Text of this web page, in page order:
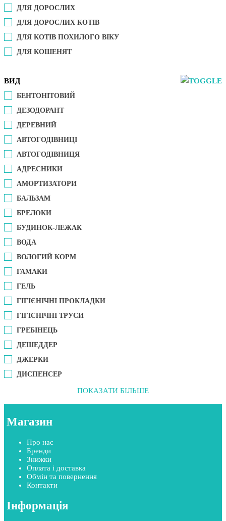
ДЛЯ ДОРОСЛИХ
ДЛЯ ДОРОСЛИХ КОТІВ
ДЛЯ КОТІВ ПОХИЛОГО ВІКУ
ДЛЯ КОШЕНЯТ
ВИД
БЕНТОНІТОВИЙ
ДЕЗОДОРАНТ
ДЕРЕВНИЙ
АВТОГОДІВНИЦІ
АВТОГОДІВНИЦЯ
АДРЕСНИКИ
АМОРТИЗАТОРИ
БАЛЬЗАМ
БРЕЛОКИ
БУДИНОК-ЛЕЖАК
ВОДА
ВОЛОГИЙ КОРМ
ГАМАКИ
ГЕЛЬ
ГІГІЄНІЧНІ ПРОКЛАДКИ
ГІГІЄНІЧНІ ТРУСИ
ГРЕБІНЕЦЬ
ДЕШЕДДЕР
ДЖЕРКИ
ДИСПЕНСЕР
ПОКАЗАТИ БІЛЬШЕ
Магазин
Про нас
Бренди
Знижки
Оплата і доставка
Обмін та повернення
Контакти
Інформація